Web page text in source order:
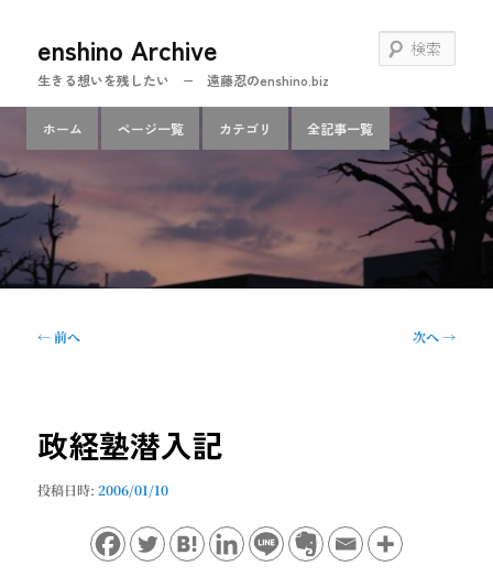
ン
ツ
へ
移
動
enshino Archive
生きる想いを残したい − 遠藤忍のenshino.biz
索
ン
メ
ニ
ュ
ー
ホーム ページ一覧 カテゴリ 全記事一覧
投
ー
ョ
←前へ 次へ→
政経塾潜入記
投稿日時:2006/01/10